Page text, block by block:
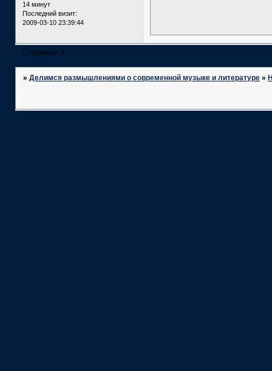
14 минут
Последний визит:
2009-03-10 23:39:44
Страница: 1
»Делимся размышлениями о современной музыке и литературе »